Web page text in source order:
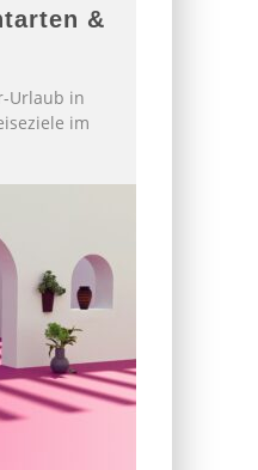
&
Urlaub in
im